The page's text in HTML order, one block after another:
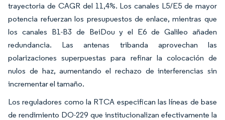
trayectoria de CAGR del 11,4%. Los canales L5/E5 de mayor
potencia refuerzan los presupuestos de enlace, mientras que
los canales B1-B3 de BeiDou y el E6 de Galileo añaden
redundancia. Las antenas tribanda aprovechan las
polarizaciones superpuestas para refinar la colocación de
nulos de haz, aumentando el rechazo de interferencias sin
incrementar el tamaño.
Los reguladores como la RTCA especifican las líneas de base
de rendimiento DO-229 que institucionalizan efectivamente la